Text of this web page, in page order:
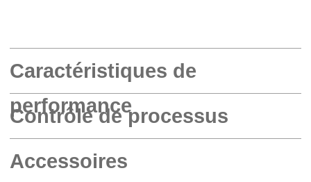
Caractéristiques de
performance
Contrôle de processus
Accessoires